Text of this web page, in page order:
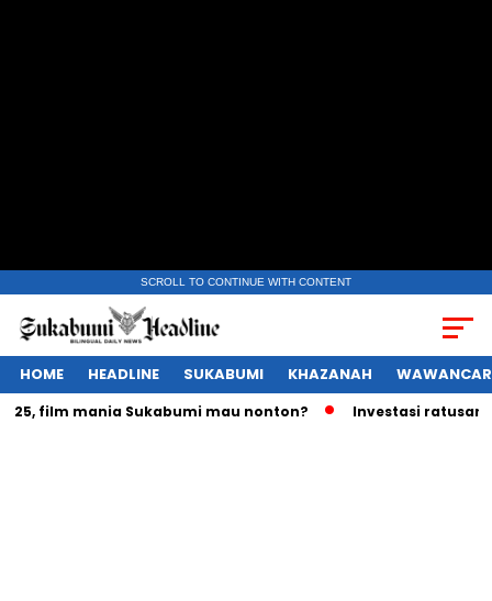
SCROLL TO CONTINUE WITH CONTENT
HOME HEADLINE SUKABUMI KHAZANAH
mania Sukabumi mau nonton? Investasi ratusan